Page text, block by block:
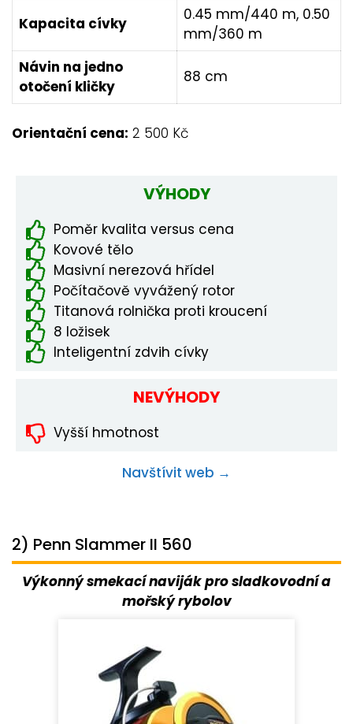
Kapacita cívky
0.45 mm/440 m, 0.50
mm/360 m
Návin na jedno
otočení kličky
88 cm
Orientační cena: 2 500 Kč
VÝHODY
Poměr kvalita versus cena
Kovové tělo
Masivní nerezová hřídel
Počítačově vyvážený rotor
Titanová rolnička proti kroucení
8 ložisek
Inteligentní zdvih cívky
NEVÝHODY
Vyšší hmotnost
Navštívit web →
2) Penn Slammer II 560
Výkonný smekací naviják pro sladkovodní a
mořský rybolov